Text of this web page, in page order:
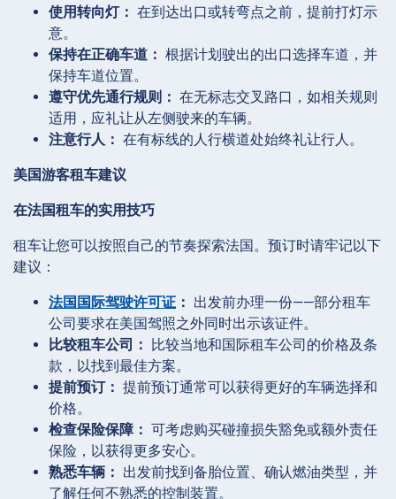
使用转向灯： 在到达出口或转弯点之前，提前打灯示
意。
保持在正确车道： 根据计划驶出的出口选择车道，并
保持车道位置。
遵守优先通行规则： 在无标志交叉路口，如相关规则
适用，应礼让从左侧驶来的车辆。
注意行人： 在有标线的人行横道处始终礼让行人。
美国游客租车建议
在法国租车的实用技巧
租车让您可以按照自己的节奏探索法国。预订时请牢记以下
建议：
法国国际驾驶许可证 ： 出发前办理一份——部分租车
公司要求在美国驾照之外同时出示该证件。
比较租车公司：
比较当地和国际租车公司的价格及条
款，以找到最佳方案。
提前预订： 提前预订通常可以获得更好的车辆选择和
价格。
检查保险保障： 可考虑购买碰撞损失豁免或额外责任
保险，以获得更多安心。
熟悉车辆： 出发前找到备胎位置、确认燃油类型，并
了解任何不熟悉的控制装置。